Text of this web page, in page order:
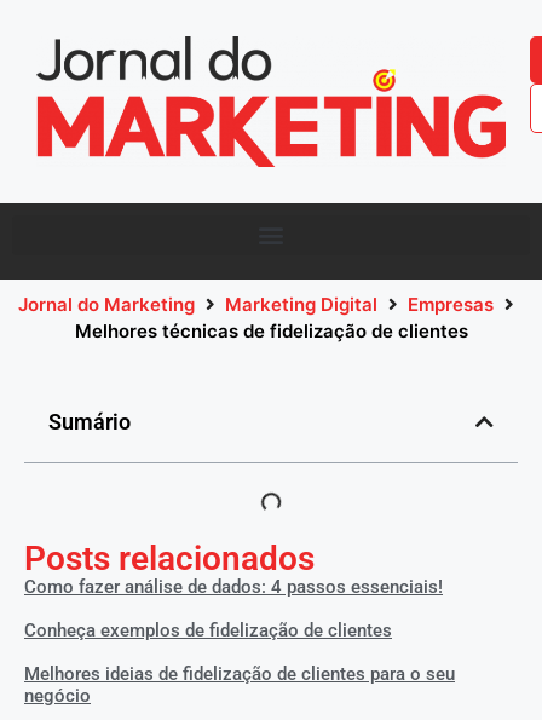
Jornal do Marketing Marketing Digital
Empresas
Melhores técnicas de fidelização de clientes
Sumário
Posts relacionados
Como fazer análise de dados: 4 passos essenciais!
Conheça exemplos de fidelização de clientes
Melhores ideias de fidelização de clientes para o seu
negócio